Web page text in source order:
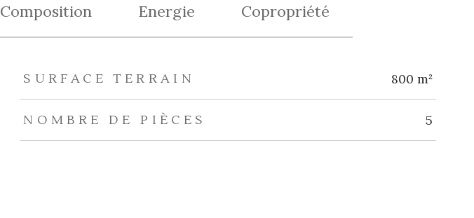
Composition Energie Copropriété
SURFACE TERRAIN 800 m²
NOMBRE DE PIÈCES 5